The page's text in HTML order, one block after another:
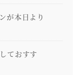
が本日より
ておすす